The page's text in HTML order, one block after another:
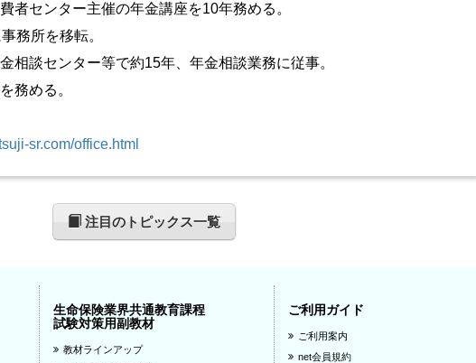
者センター主催の年金講座を10年務める。
務所を移転。
相談センター等で約15年、年金相談業務に従事。
務める。
sr.com/office.html
注目のトピックス一覧
生命保険業界共通教育課程
試験対策用副教材
教材ラインアップ
ご利用ガイド
ご利用案内
net会員規約